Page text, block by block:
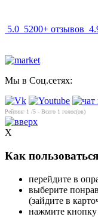
5.0 5200+ отзывов
Мы в Соц.сетях:
Рейтинг 1 /5 - Всего 1 голос(ов)
X
Как
перейдите в
выберите
(зайдите в
нажмите